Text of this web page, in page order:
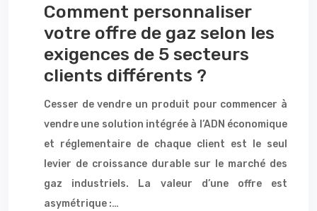
Comment personnaliser
votre offre de gaz selon les
exigences de 5 secteurs
clients différents ?
Cesser de vendre un produit pour commencer à
vendre une solution intégrée à l’ADN économique
et réglementaire de chaque client est le seul
levier de croissance durable sur le marché des
gaz industriels. La valeur d’une offre est
asymétrique :…